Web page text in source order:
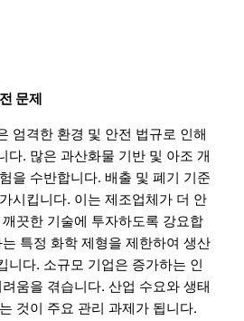
문제
엄격한 환경 및 안전 법규로 인해
다. 많은 과산화물 기반 및 아조 개
을 수반합니다. 배출 및 폐기 기준
시킵니다. 이는 제조업체가 더 안
끗한 기술에 투자하도록 강요합
특정 화학 제형을 제한하여 생산
니다. 소규모 기업은 증가하는 인
움을 겪습니다. 산업 수요와 생태
것이 주요 관리 과제가 됩니다.